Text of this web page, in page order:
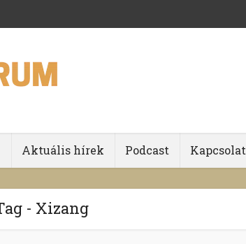
Aktuális hírek Podcast Kapcsolat
- Xizang